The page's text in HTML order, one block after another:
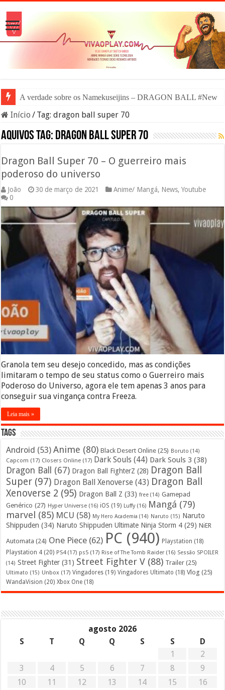
A verdade sobre os Namekuseijins – DRAGON BALL #News
Início / Tag:dragon ball super 70
Aquivos tag: dragon ball super 70
Dragon Ball Super 70 – O guerreiro mais
poderoso do universo
João 30 de março de 2021 Anime/ Mangá, News,Youtube
0
Granola tem seu desejo concedido, mas as condições
limitaram o tempo de seu status como o Guerreiro mais
Poderoso do Universo, agora ele tem apenas 3 anos para
conseguir sua vingança contra Freeza.
Leia mais »
Tags
Android (53) Anime (80) Black Desert Online (25) Boruto (14)
Capcom (17) Closers Online (17) Dark Souls (44) Dark Souls 3 (38)
Dragon Ball (67) Dragon Ball FighterZ (28) Dragon Ball
Super (97) Dragon Ball Xenoverse (43) Dragon Ball
Xenoverse 2 (95) Dragon Ball Z (33) free (14) Gamepad
Genérico (27) Hyper Universe (16) iOS (19) Luffy(16) Mangá (79)
marvel (85) MCU (58) My Hero Academia (14) Naruto (15) Naruto
Shippuden (34) Naruto Shippuden Ultimate Ninja Storm 4 (29) NiER
Automata (24) One Piece (62) PC (940) Playstation (18)
Playstation 4 (20) PS4(17) ps5 (17) Rise of The Tomb Raider (16) Sessão SPOILER
(14) Street Fighter (31) Street Fighter V (88) Trailer (25)
Ultimato (15) Unbox (17) Vingadores (19) Vingadores Ultimato (18) Vlog (25)
WandaVision (20) Xbox One (18)
agosto 2026
S
T Q Q S S
D
1
2
3
4 5 6 7 8
9
10
11 12 13 14 15
16